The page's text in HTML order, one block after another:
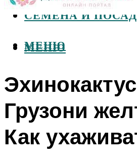
СЕМЕНА И
МЕНЮ
МЕНЮ
Эхинокактус
Грузони
Как